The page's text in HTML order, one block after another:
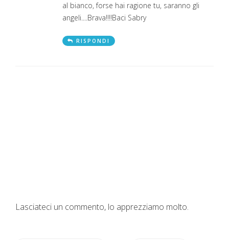
al bianco, forse hai ragione tu, saranno gli
angeli....Brava!!!!Baci Sabry
RISPONDI
Lasciateci un commento, lo apprezziamo molto.